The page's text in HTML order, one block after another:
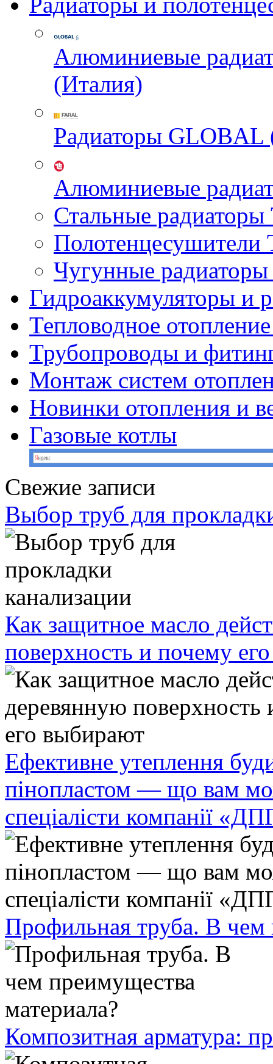
Алюминиевые
(Италия)
Радиаторы GLOBAL
Алюминиевые
Стальные
Чугунные
Гидроаккумуляторы и
Тепловодное
Трубопроводы и
Монтаж систем
Новинки отопления и
Газовые котлы
Свежие записи
Выбор труб для
Как защитное масло
поверхность и почему
Ефективне утеплення
пінопластом — що вам
спеціалісти компанії
Профильная труба. В чем
Композитная арматура: